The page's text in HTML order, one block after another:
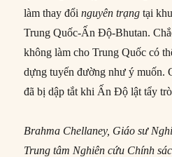
làm thay đổinguyên trạng tại
Trung Quốc-Ấn Độ-Bhutan.
không làm cho Trung Quốc có
dựng tuyến đường như ý muốn.
đã bị dập tắt khi Ấn Độ lật tẩy
Brahma Chellaney, Giáo sư
Trung tâm Nghiên cứu Chính